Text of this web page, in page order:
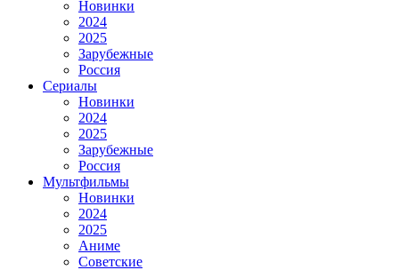
Новинки
2024
2025
Зарубежные
Россия
Сериалы
Новинки
2024
2025
Зарубежные
Россия
Мультфильмы
Новинки
2024
2025
Аниме
Советские